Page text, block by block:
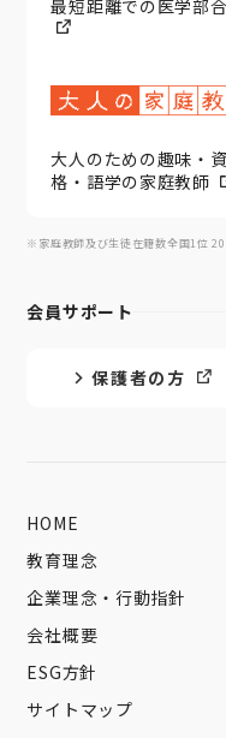
最短距離での医学部
大人のための趣味・資
格・語学の家庭教師
※家庭教師及び生徒在籍数全国1位
会員サポート
保護者の方
HOME
教育理念
企業理念・行動指針
会社概要
ESG方針
サイトマップ